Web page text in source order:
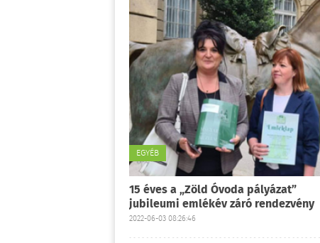
15 éves a „Zöld Óvoda pályázat”
jubileumi emlékév záró rendezvény
2022-06-03 08:26:46
EGYÉB